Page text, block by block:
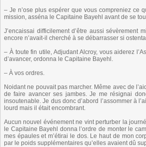
– Je n’ose plus espérer que vous compreniez ce
mission, asséna le Capitaine Bayehl avant de se
J’encaissai difficilement d’être aussi
encore n’avait-il cherché à se débarrasser si
– À toute fin utile, Adjudant Alcroy, vous aiderez
d’avancer, ordonna le Capitaine Bayehl.
– À vos ordres.
Noidant ne pouvait pas marcher. Même avec de
de faire avancer ses jambes. Je me résignai
insoutenable. Je dus donc d’abord l’assommer à
lourd mais il était encombrant.
Aucun nouvel événement ne vint perturber la
le Capitaine Bayehl donna l’ordre de monter le
mes épaules et m’étirai le dos. Le haut de mon
par le poids supplémentaires qu’elles avaient dû